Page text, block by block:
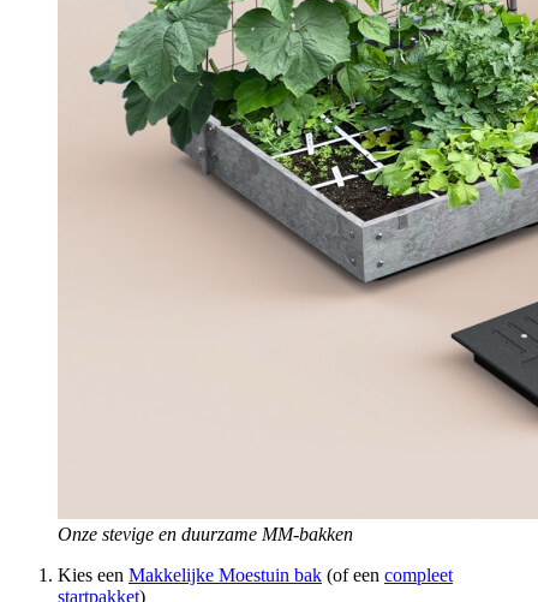
Onze stevige en duurzame MM-bakken
Kies een Makkelijke Moestuin bak (of een compleet
startpakket)